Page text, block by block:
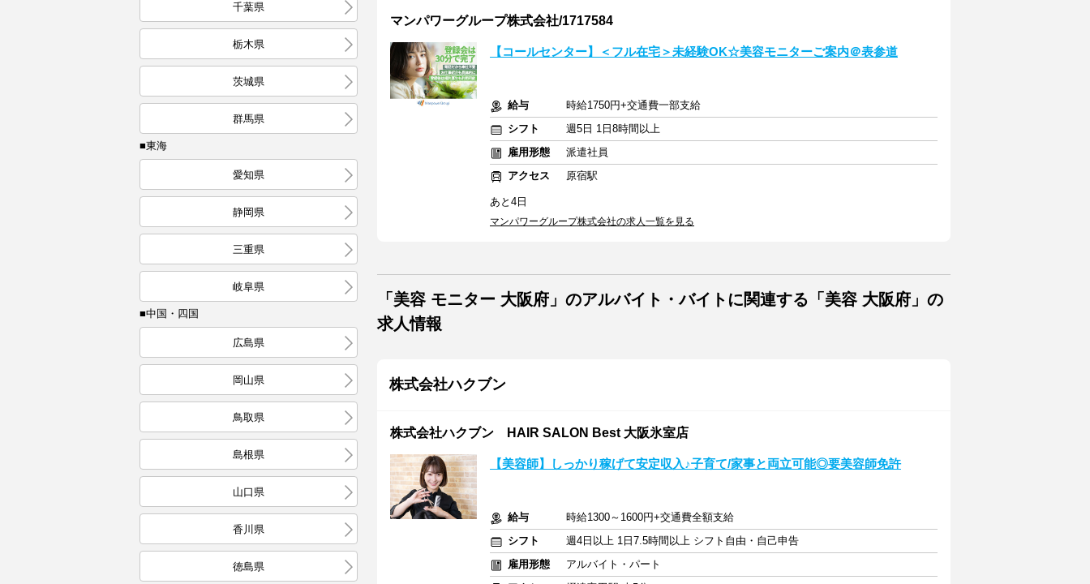
千葉県
栃木県
茨城県
群馬県
■東海
愛知県
静岡県
三重県
岐阜県
■中国・四国
広島県
岡山県
鳥取県
島根県
山口県
香川県
徳島県
マンパワーグループ株式会社/1717584
【コールセンター】＜フル在宅＞未経験OK☆美容モニターご案内＠表参道
給与
時給1750円+交通費一部支給
シフト
週5日 1日8時間以上
雇用形態
派遣社員
アクセス
原宿駅
あと4日
マンパワーグループ株式会社の求人一覧を見る
「美容 モニター 大阪府」のアルバイト・バイトに関連する「美容 大阪府」の
求人情報
株式会社ハクブン
株式会社ハクブン HAIR SALON Best 大阪氷室店
【美容師】しっかり稼げて安定収入♪子育て/家事と両立可能◎要美容師免許
給与
時給1300～1600円+交通費全額支給
シフト
週4日以上 1日7.5時間以上 シフト自由・自己申告
雇用形態
アルバイト・パート